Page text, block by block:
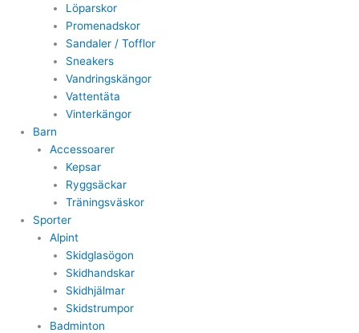
Löparskor
Promenadskor
Sandaler / Tofflor
Sneakers
Vandringskängor
Vattentäta
Vinterkängor
Barn
Accessoarer
Kepsar
Ryggsäckar
Träningsväskor
Sporter
Alpint
Skidglasögon
Skidhandskar
Skidhjälmar
Skidstrumpor
Badminton